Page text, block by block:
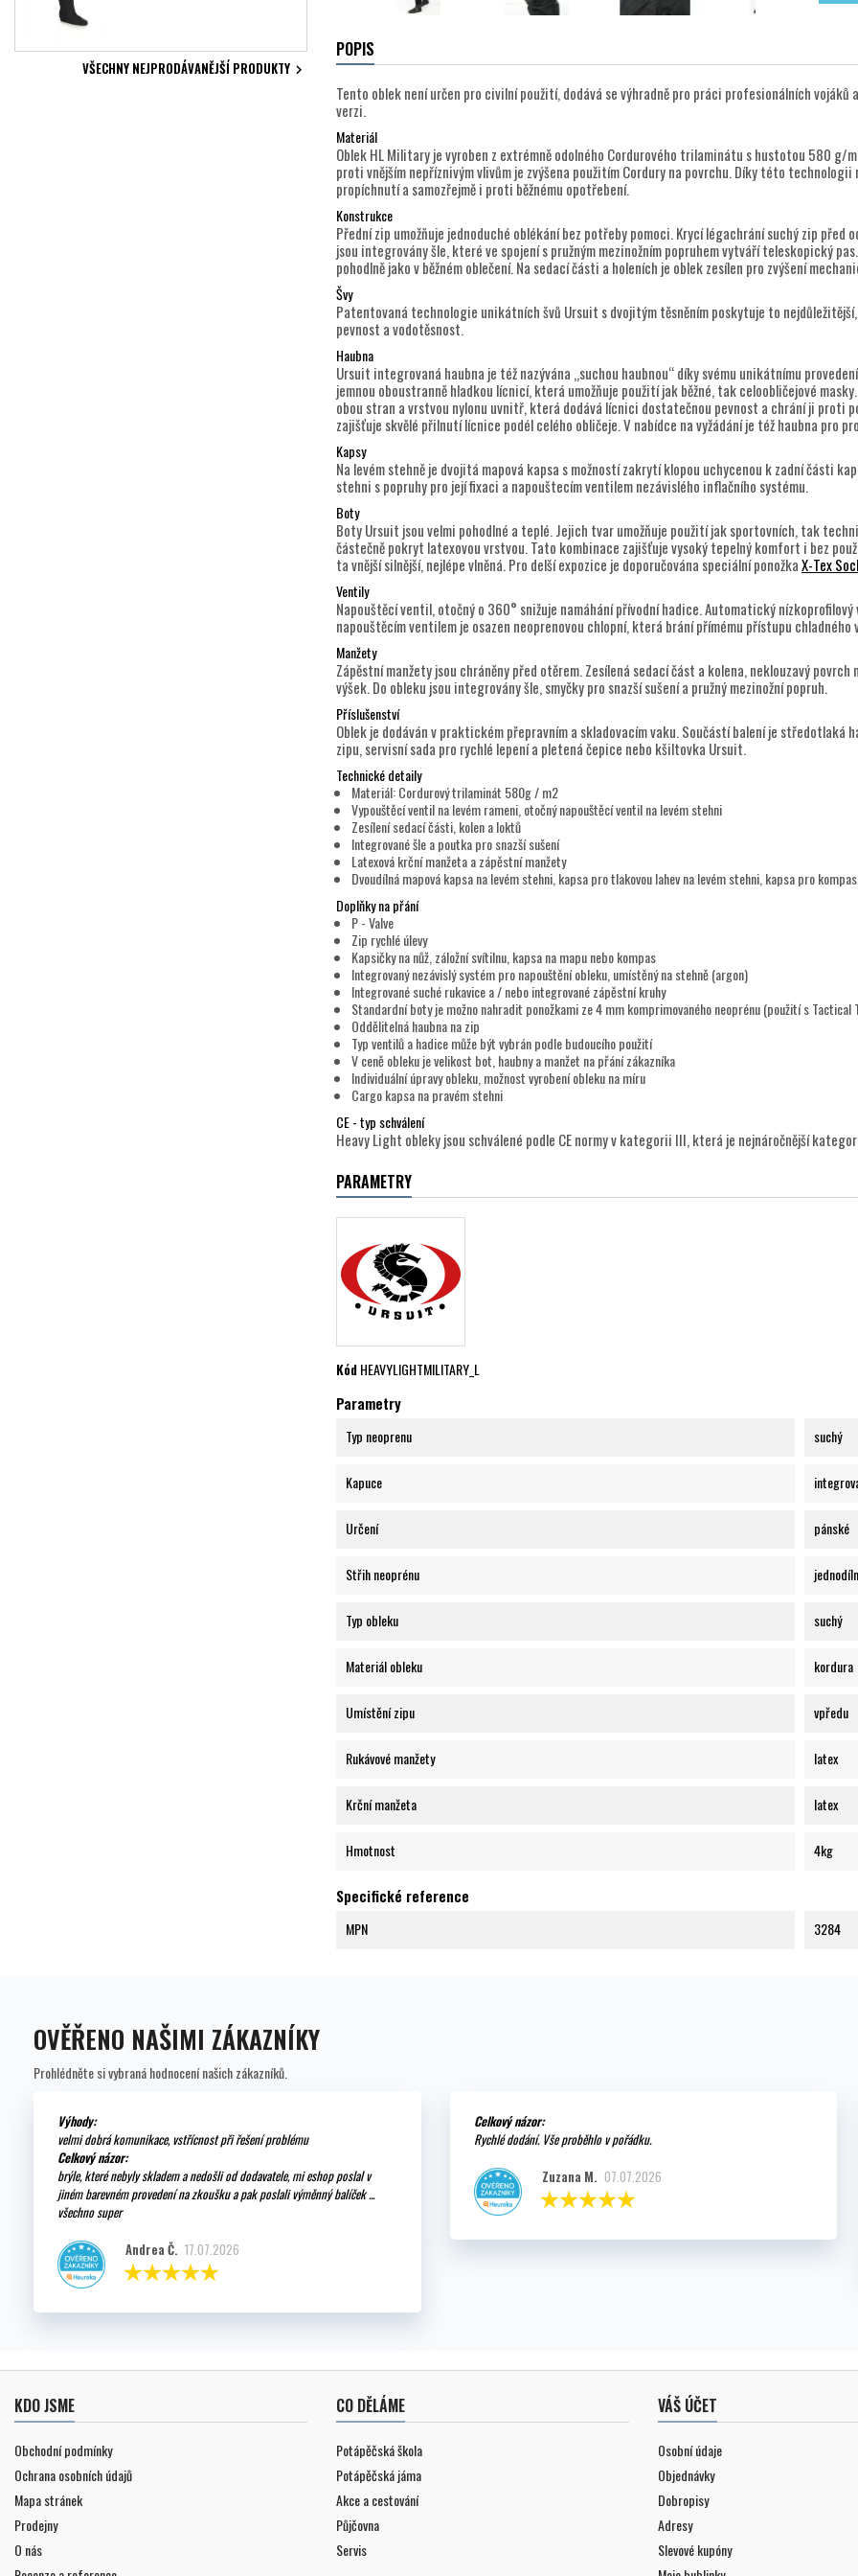
VŠECHNY NEJPRODÁVANĚJŠÍ PRODUKTY 
POPIS
Tento oblek není určen pro civilní použití, dodává se výhradně pro práci profesionálních
verzi.
Materiál
Oblek HL Military je vyroben z extrémně odolného Cordurového trilaminátu s hustotou 580 g/
proti vnějším nepříznivým vlivům je zvýšena použitím Cordury na povrchu. Díky této
propíchnutí a samozřejmě i proti běžnému opotřebení.
Konstrukce
Přední zip umožňuje jednoduché oblékání bez potřeby pomoci. Krycí légachrání suchý zip
jsou integrovány šle, které ve spojení s pružným mezinožním popruhem vytváří teleskopický
pohodlně jako v běžném oblečení. Na sedací části a holeních je oblek zesílen pro zvýšení
Švy
Patentovaná technologie unikátních švů Ursuit s dvojitým těsněním poskytuje to
pevnost a vodotěsnost.
Haubna
Ursuit integrovaná haubna je též nazývána „suchou haubnou“ díky svému unikátnímu
jemnou oboustranně hladkou lícnicí, která umožňuje použití jak běžné, tak celoobličejové
obou stran a vrstvou nylonu uvnitř, která dodává lícnici dostatečnou pevnost a chrání ji proti
zajišťuje skvělé přilnutí lícnice podél celého obličeje. V nabídce na vyžádání je též haubna pro
Kapsy
Na levém stehně je dvojitá mapová kapsa s možností zakrytí klopou uchycenou k zadní části
stehni s popruhy pro její fixaci a napouštecím ventilem nezávislého inflačního systému.
Boty
Boty Ursuit jsou velmi pohodlné a teplé. Jejich tvar umožňuje použití jak sportovních, tak
částečně pokryt latexovou vrstvou. Tato kombinace zajišťuje vysoký tepelný komfort i bez
ta vnější silnější, nejlépe vlněná. Pro delší expozice je doporučována speciální ponožkaX-Tex
Ventily
Napouštěcí ventil, otočný o 360° snižuje namáhání přívodní hadice. Automatický
napouštěcím ventilem je osazen neoprenovou chlopní, která brání přímému přístupu chladného
Manžety
Zápěstní manžety jsou chráněny před otěrem. Zesílená sedací část a kolena, neklouzavý
výšek. Do obleku jsou integrovány šle, smyčky pro snazší sušení a pružný mezinožní popruh.
Příslušenství
Oblek je dodáván v praktickém přepravním a skladovacím vaku. Součástí balení je středotlaká
zipu, servisní sada pro rychlé lepení a pletená čepice nebo kšiltovka Ursuit.
Technické detaily
Materiál: Cordurový trilaminát 580g / m2
Vypouštěcí ventil na levém rameni, otočný napouštěcí ventil na levém stehni
Zesílení sedací části, kolen a loktů
Integrované šle a poutka pro snazší sušení
Latexová krční manžeta a zápěstní manžety
Dvoudílná mapová kapsa na levém stehni, kapsa pro tlakovou lahev na levém stehni, kapsa pro
Doplňky na přání
P - Valve
Zip rychlé úlevy
Kapsičky na nůž, záložní svítilnu, kapsa na mapu nebo kompas
Integrovaný nezávislý systém pro napouštění obleku, umístěný na stehně (argon)
Integrované suché rukavice a / nebo integrované zápěstní kruhy
Standardní boty je možno nahradit ponožkami ze 4 mm komprimovaného neoprénu (použití s
Oddělitelná haubna na zip
Typ ventilů a hadice může být vybrán podle budoucího použití
V ceně obleku je velikost bot, haubny a manžet na přání zákazníka
Individuální úpravy obleku, možnost vyrobení obleku na míru
Cargo kapsa na pravém stehni
CE - typ schválení
Heavy Light obleky jsou schválené podle CE normy v kategorii III, která je nejnáročnější
PARAMETRY
KódHEAVYLIGHTMILITARY_L
Parametry
Typ neoprenu suchý
Kapuce
Určení pánské
Střih neoprénu
Typ obleku suchý
Materiál obleku kordura
Umístění zipu vpředu
Rukávové manžety latex
Krční manžeta latex
Hmotnost 4kg
Specifické reference
MPN 3284
OVĚŘENO NAŠIMI ZÁKAZNÍKY
Prohlédněte si vybraná hodnocení našich zákazníků.
Výhody:
velmi dobrá komunikace, vstřícnost při řešení problému
Celkový názor:
brýle, které nebyly skladem a nedošli od dodavatele, mi eshop poslal v
jiném barevném provedení na zkoušku a pak poslali výměnný balíček ...
všechno super
Andrea Č. 17.07.2026
Celkový názor:
Rychlé dodání. Vše proběhlo v pořádku.
Zuzana M. 07.07.2026
KDO JSME
Obchodní podmínky
Ochrana osobních údajů
Mapa stránek
Prodejny
O nás
CO DĚLÁME
Potápěčská škola
Potápěčská jáma
Akce a cestování
Půjčovna
Servis
VÁŠ ÚČET
Osobní údaje
Objednávky
Dobropisy
Adresy
Slevové kupóny